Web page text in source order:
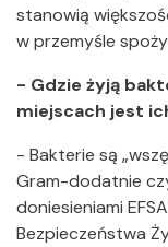
stanowią
w przemyśle
- Gdzie żyją
miejscach jest
- Bakterie są
Gram-dodatnie
doniesieniami
Bezpieczeństwa